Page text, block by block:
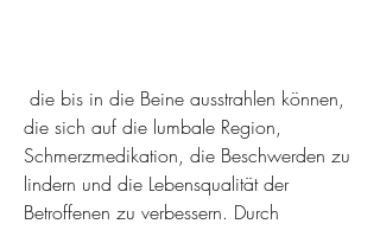
die sich auf die lumbale Region,
Schmerzmedikation, die Beschwerden zu
lindern und die Lebensqualität der
Betroffenen zu verbessern. Durch